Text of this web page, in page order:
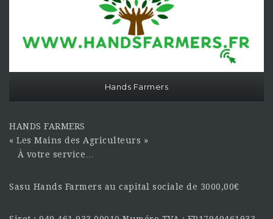
Hands Farmers
HANDS FARMERS
« Les Mains des Agriculteurs »
À votre service…
Sasu Hands Farmers au capital sociale de 3000,00€